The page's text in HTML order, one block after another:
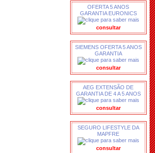
OFERTA 5 ANOS
GARANTIA EURONICS
consultar
SIEMENS OFERTA 5 ANOS
GARANTIA
consultar
AEG EXTENSÃO DE
GARANTIA DE 4 A 5 ANOS
consultar
SEGURO LIFESTYLE DA
MAPFRE
consultar